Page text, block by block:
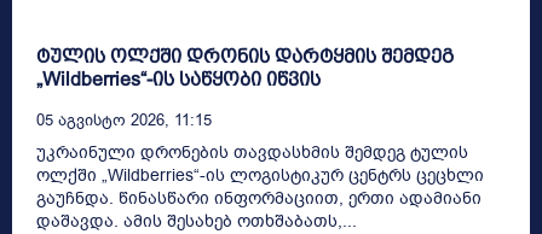
ტულის ოლქში დრონის დარტყმის შემდეგ
„Wildberries“-ის საწყობი იწვის
05 Აგვისტო 2026, 11:15
უკრაინული დრონების თავდასხმის შემდეგ ტულის
ოლქში „Wildberries“-ის ლოგისტიკურ ცენტრს ცეცხლი
გაუჩნდა. წინასწარი ინფორმაციით, ერთი ადამიანი
დაშავდა. ამის შესახებ ოთხშაბათს,...